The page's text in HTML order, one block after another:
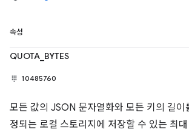
속성
QUOTA_BYTES
10485760
모든 값의 JSON 문자열화와 모든 키의 길이
정되는 로컬 스토리지에 저장할 수 있는 최대